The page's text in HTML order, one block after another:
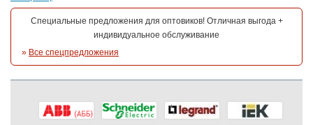
Специальные предложения для оптовиков! Отличная выгода +
индивидуальное обслуживание
» Все спецпредложения